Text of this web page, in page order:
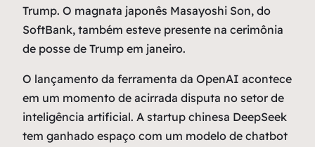
Trump. O magnata japonês Masayoshi Son, do
SoftBank, também esteve presente na cerimônia
de posse de Trump em janeiro.
O lançamento da ferramenta da OpenAI acontece
em um momento de acirrada disputa no setor de
inteligência artificial. A startup chinesa DeepSeek
tem ganhado espaço com um modelo de chatbot